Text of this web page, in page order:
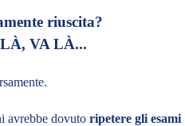
riuscita?
VA LÀ...
avrebbe dovutoripetere gli esami